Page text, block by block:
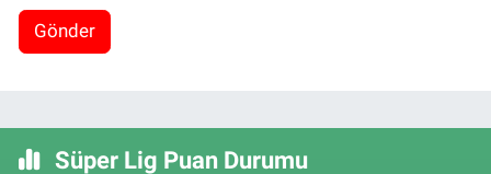
Gönder
Süper Lig Puan Durumu